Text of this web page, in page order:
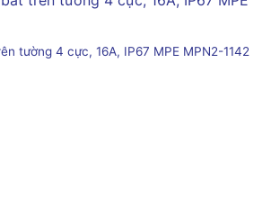
tường 4 cực, 16A, IP67 MPE MPN2-1142